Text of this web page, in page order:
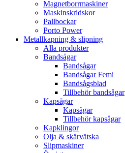
Magnetborrmaskiner
Maskinskridskor
Pallbockar
Porto Power
Metallkapning & slipning
Alla produkter
Bandsågar
Bandsågar
Bandsågar Femi
Bandsågsblad
Tillbehör bandsågar
Kapsågar
Kapsågar
Tillbehör kapsågar
Kapklingor
Olja & skärvätska
Slipmaskiner